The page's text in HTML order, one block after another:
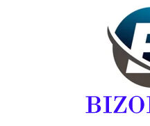
ปีตัวแทน จ.พ
ณัฐพัฒน์ ทอง
ตัวแทน จ.สมุ
คนสุดท้ายมว
บัลลังก์โลก
SUPER
ภารกิจตำรวจ
ราชดำริ นำส่
สำเร็จลุล่วง